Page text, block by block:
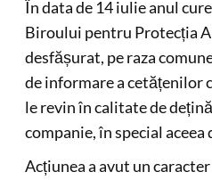
În data de 14 iulie anul
Biroului pentru Protecția
desfășurat, pe raza
de informare a cetățenilor
le revin în calitate de
companie, în special
Acțiunea a avut un